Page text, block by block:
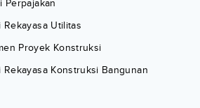
Perpajakan
Rekayasa Utilitas
Proyek Konstruksi
Rekayasa Konstruksi Bangunan